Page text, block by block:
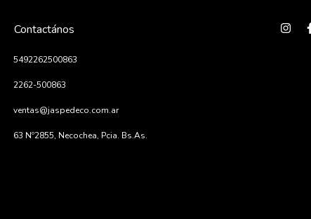
Contactános
5492262500863
2262-500863
ventas@jaspedeco.com.ar
63 Nº2855, Necochea, Pcia. Bs.As.